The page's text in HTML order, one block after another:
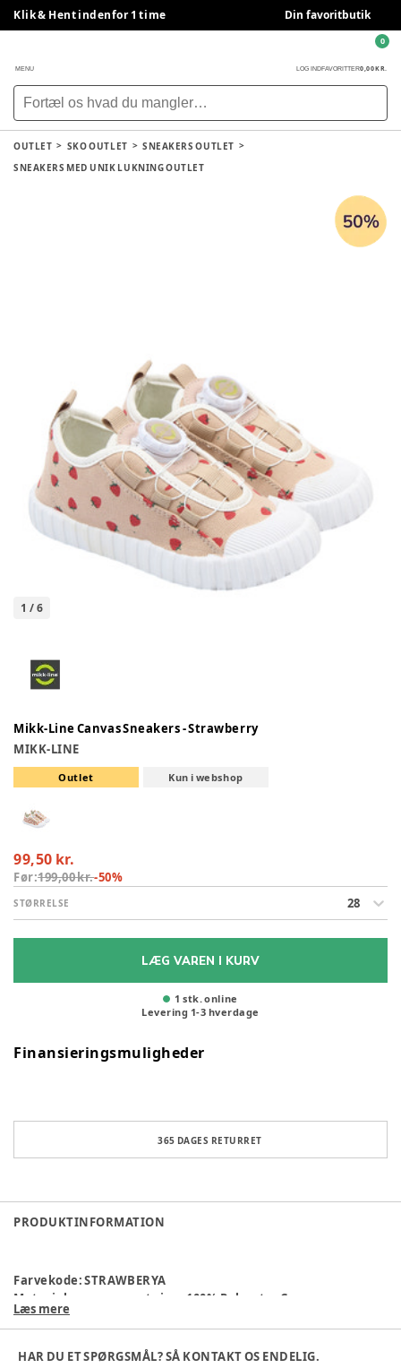
Klik & Hent indenfor 1 time Din favoritbutik
MENU LOG INDFAVORITTER0,00 KR.
0
OUTLET SKO OUTLET
SNEAKERS OUTLET
SNEAKERS MED UNIK LUKNING OUTLET
1 /6
Mikk-Line Canvas Sneakers - Strawberry
MIKK-LINE
Outlet Kun i webshop
99,50 kr.
Før:199,00 kr.-50%
STØRRELSE 28
LÆG VAREN I KURV
1 stk. online
Levering 1-3 hverdage
Finansieringsmuligheder
365 DAGES RETURRET
PRODUKTINFORMATION
Farvekode:STRAWBERYA
Materialesammensætning
100% Polyester Canvas
Producent
shop@luxkids.dk, www.luxkids.dk
Produktionsland:Kina
Læs mere
HAR DU ET SPØRGSMÅL? SÅ KONTAKT OS ENDELIG.